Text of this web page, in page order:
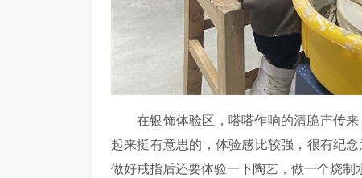
在银饰体验区，嗒嗒作响的清脆声传
起来挺有意思的，体验感比较强，很有纪
做好戒指后还要体验一下陶艺，做一个烧制